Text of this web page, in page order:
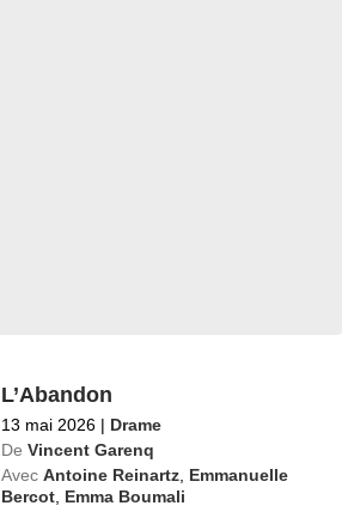
L’Abandon
13 mai 2026 | Drame
De Vincent Garenq
Avec Antoine Reinartz Emmanuelle
Bercot Emma Boumali